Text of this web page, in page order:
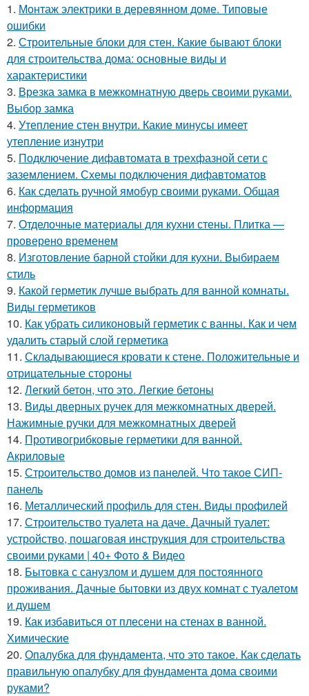
1. Монтаж электрики в деревянном доме. Типовые
ошибки
2. Строительные блоки для стен. Какие бывают блоки
для строительства дома: основные виды и
характеристики
3. Врезка замка в межкомнатную дверь своими руками.
Выбор замка
4. Утепление стен внутри. Какие минусы имеет
утепление изнутри
5. Подключение дифавтомата в трехфазной сети с
заземлением. Схемы подключения дифавтоматов
6. Как сделать ручной ямобур своими руками. Общая
информация
7. Отделочные материалы для кухни стены. Плитка —
проверено временем
8. Изготовление барной стойки для кухни. Выбираем
стиль
9. Какой герметик лучше выбрать для ванной комнаты.
Виды герметиков
10. Как убрать силиконовый герметик с ванны. Как и чем
удалить старый слой герметика
11. Складывающиеся кровати к стене. Положительные и
отрицательные стороны
12. Легкий бетон, что это. Легкие бетоны
13. Виды дверных ручек для межкомнатных дверей.
Нажимные ручки для межкомнатных дверей
14. Противогрибковые герметики для ванной.
Акриловые
15. Строительство домов из панелей. Что такое СИП-
панель
16. Металлический профиль для стен. Виды профилей
17. Строительство туалета на даче. Дачный туалет:
устройство, пошаговая инструкция для строительства
своими руками | 40+ Фото & Видео
18. Бытовка с санузлом и душем для постоянного
проживания. Дачные бытовки из двух комнат с туалетом
и душем
19. Как избавиться от плесени на стенах в ванной.
Химические
20. Опалубка для фундамента, что это такое. Как сделать
правильную опалубку для фундамента дома своими
руками?